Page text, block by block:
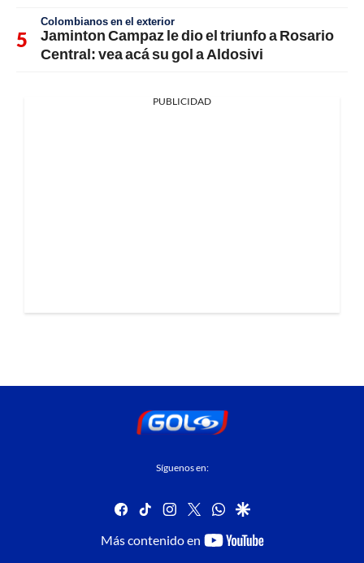
Colombianos en el exterior
Jaminton Campaz le dio el triunfo a Rosario
Central: vea acá su gol a Aldosivi
PUBLICIDAD
Síguenos en:
facebook
tiktok instagram
twitterwhatsapp
google
Más contenido en
youtube-